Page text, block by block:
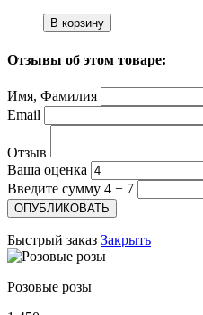
В корзину
Отзывы об этом товаре:
Имя, Фамилия
Email
Отзыв
Ваша оценка
Введите сумму 4 + 7
Быстрый заказ Закрыть
Розовые розы